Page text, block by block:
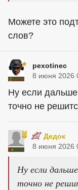
Можете это
слов?
pexotinec
8 июня 2026
Ну если
точно не
Дедок
8 июня 2026
Ну если
точно не